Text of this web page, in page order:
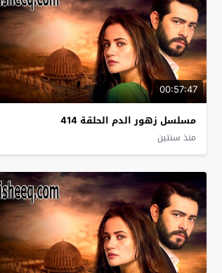
00:57:47
مسلسل زهور الدم الحلقة 414
منذ سنتين